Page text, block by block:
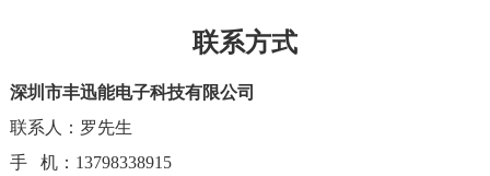
联系方式
深圳市丰迅能电子科技有限公司
联系人：罗先生
手 机：13798338915